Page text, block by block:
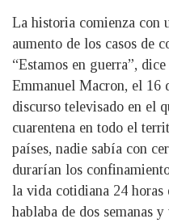
La historia comienza con
aumento de los casos de
“Estamos en guerra”,
Emmanuel Macron, el 16
discurso televisado en el
cuarentena en todo el
países, nadie sabía con
durarían los
la vida cotidiana 24
hablaba de dos semanas